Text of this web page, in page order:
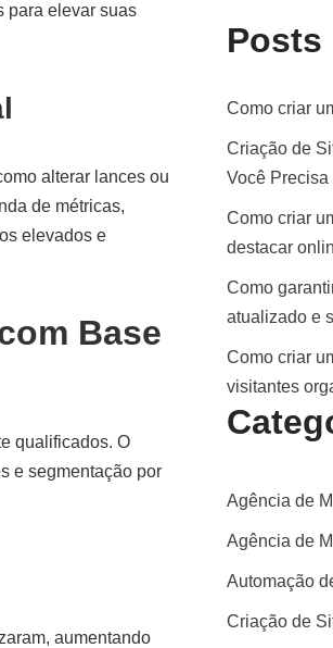
para elevar suas
alterar lances ou
de métricas,
elevados e
Base
qualificados. O
e segmentação por
aumentando
Posts
Como criar
Criação de
Você Precisa
Como criar
destacar
Como
atualizado e
Como criar
visitantes
Agência de
Agência de
Automação
Criação de